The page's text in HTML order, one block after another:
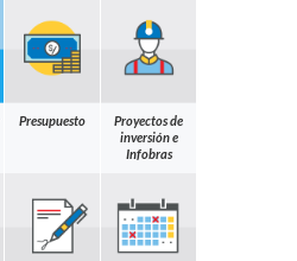
Presupuesto
Proyectos de
inversión e
Infobras